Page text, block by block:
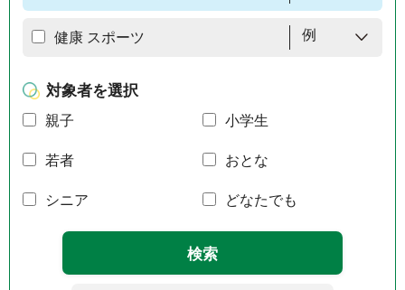
健康 スポーツ 例
対象者を選択
親子 小学生
若者 おとな
シニア どなたでも